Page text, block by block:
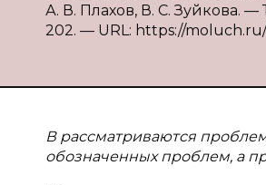
А. В. Плахов, В. С. Зуйкова.
202. — URL: https://moluch.ru/
В рассматриваются
обозначенных проблем, а